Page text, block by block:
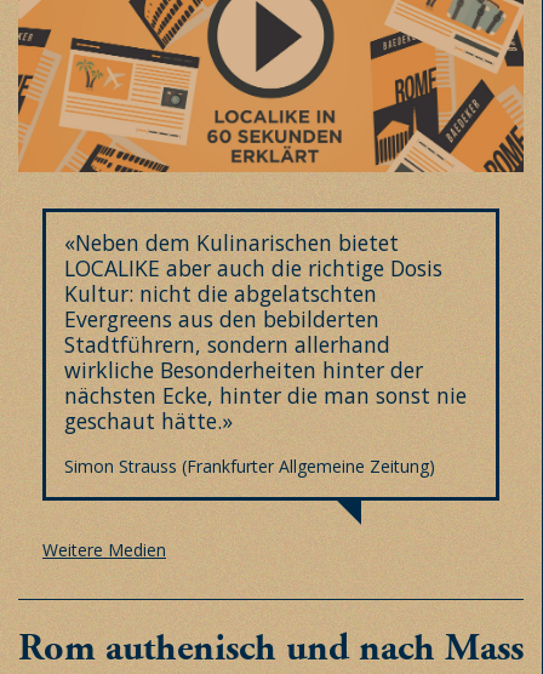
«Neben dem Kulinarischen bietet
LOCALIKE aber auch die richtige Dosis
Kultur: nicht die abgelatschten
Evergreens aus den bebilderten
Stadtführern, sondern allerhand
wirkliche Besonderheiten hinter der
nächsten Ecke, hinter die man sonst nie
geschaut hätte.»
Simon Strauss (Frankfurter Allgemeine Zeitung)
Weitere Medien
Rom authenisch und nach Mass